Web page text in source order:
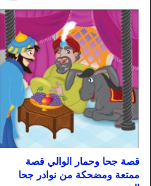
قصة جحا وحمار الوالي قصة
ممتعة ومضحكة من نوادر جحا